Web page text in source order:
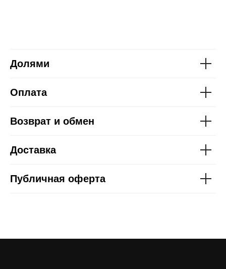
Долями
Оплата
Возврат и обмен
Доставка
Публичная оферта